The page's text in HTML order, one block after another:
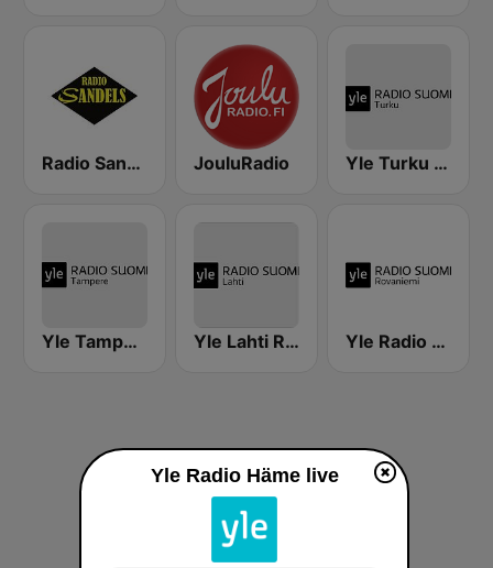
Radio Sandels JouluRadio Yle Turku Radio Suomi
Yle Tampere Radio Yle Lahti Radio Suomi Yle Radio Suomi Rovaniemi
Yle Radio Häme live